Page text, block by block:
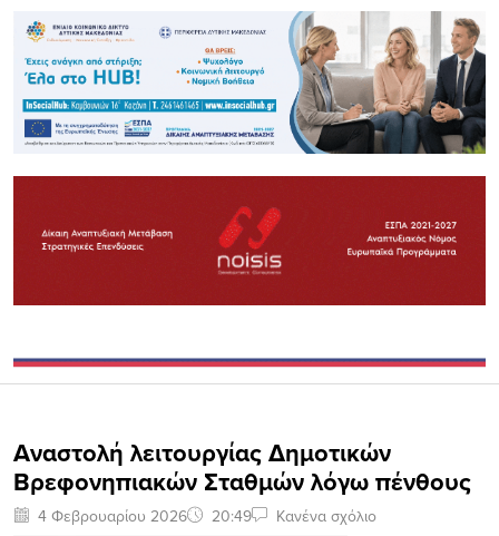
Αναστολή λειτουργίας Δημοτικών
Βρεφονηπιακών Σταθμών λόγω πένθους
4 Φεβρουαρίου 2026 20:49 Κανένα σχόλιο